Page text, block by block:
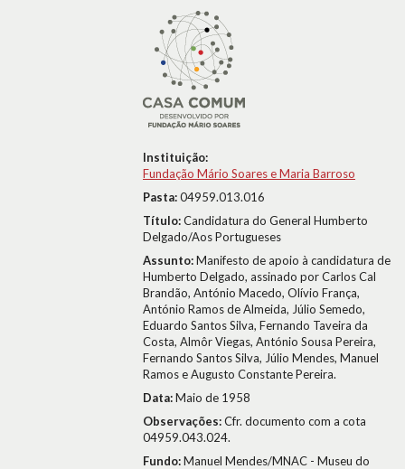
Instituição:
Fundação Mário Soares e Maria Barroso
Pasta:04959.013.016
Título:Candidatura do General Humberto
Delgado/Aos Portugueses
Assunto:Manifesto de apoio à candidatura de
Humberto Delgado, assinado por Carlos Cal
Brandão, António Macedo, Olívio França,
António Ramos de Almeida, Júlio Semedo,
Eduardo Santos Silva, Fernando Taveira da
Costa, Almôr Viegas, António Sousa Pereira,
Fernando Santos Silva, Júlio Mendes, Manuel
Ramos e Augusto Constante Pereira.
Data:Maio de 1958
Observações:Cfr. documento com a cota
04959.043.024.
Fundo:Manuel Mendes/MNAC - Museu do